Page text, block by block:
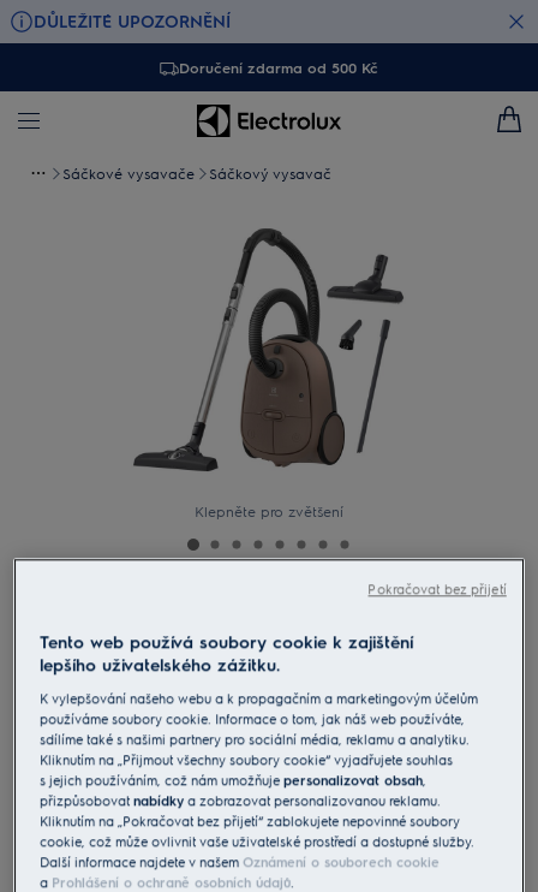
DŮLEŽITÉ UPOZORNĚNÍ
Doručení zdarma od 500 Kč
Sáčkové vysavače Sáčkový vysavač
Klepněte pro zvětšení
Sáčkový vysavač 600
4.6 (162)
Benefity
Sáčkový vysavač Electrolux 600 Clean pro snadné použití.
Intenzivní výkon pro viditelné výsledky po vysávání.
Změnu nastavení výkonu během vysávání můžete ovládat nohou.
Tento web používá soubory cookie k zajištění
lepšího uživatelského zážitku.
K vylepšování našeho webu a k propagačním a marketingovým účelům
používáme soubory cookie. Informace o tom, jak náš web používáte,
sdílíme také s našimi partnery pro sociální média, reklamu a analytiku.
Kliknutím na „Přijmout všechny soubory cookie“ vyjadřujete souhlas
s jejich používáním, což nám umožňujepersonalizovat obsah
přizpůsobovatnabídky a zobrazovat personalizovanou reklamu.
Kliknutím na „Pokračovat bez přijetí“ zablokujete nepovinné soubory
cookie, což může ovlivnit vaše uživatelské prostředí a dostupné služby.
Další informace najdete v našemOznámení o souborech cookie
a Prohlášení o ochraně osobních údajů
Pokračovat bez přijetí